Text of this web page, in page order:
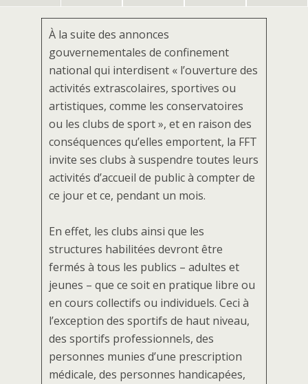
À la suite des annonces
gouvernementales de confinement
national qui interdisent « l’ouverture des
activités extrascolaires, sportives ou
artistiques, comme les conservatoires
ou les clubs de sport », et en raison des
conséquences qu’elles emportent, la FFT
invite ses clubs à suspendre toutes leurs
activités d’accueil de public à compter de
ce jour et ce, pendant un mois.
En effet, les clubs ainsi que les
structures habilitées devront être
fermés à tous les publics – adultes et
jeunes – que ce soit en pratique libre ou
en cours collectifs ou individuels. Ceci à
l’exception des sportifs de haut niveau,
des sportifs professionnels, des
personnes munies d’une prescription
médicale, des personnes handicapées,